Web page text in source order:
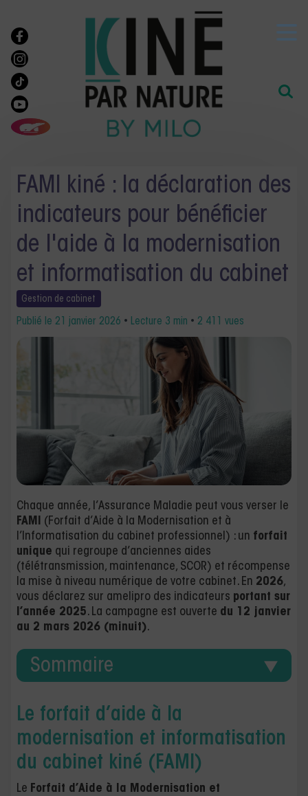
FAMI kiné : la déclaration des
indicateurs pour bénéficier
de l'aide à la modernisation
et informatisation du cabinet
Gestion de cabinet
Publié le 21 janvier 2026 • Lecture 3 min • 2 411 vues
Chaque année, l’Assurance Maladie peut vous verser le
FAMI (Forfait d’Aide à la Modernisation et à
l’Informatisation du cabinet professionnel) : un forfait
unique qui regroupe d’anciennes aides
(télétransmission, maintenance, SCOR) et récompense
la mise à niveau numérique de votre cabinet. En 2026,
vous déclarez sur amelipro des indicateurs portant sur
l’année 2025. La campagne est ouverte du 12 janvier
au 2 mars 2026 (minuit).
Sommaire
Le forfait d’aide à la
modernisation et informatisation
du cabinet kiné (FAMI)
Le Forfait d’Aide à la Modernisation et